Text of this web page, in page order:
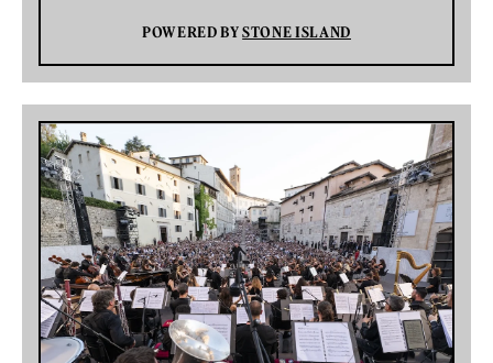
POWERED BYSTONE ISLAND